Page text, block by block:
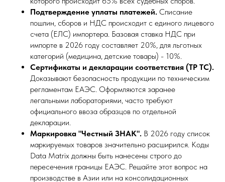
Подтверждение уплаты платежей. Списание
пошлин, сборов и НДС происходит с единого лицевого
счета (ЕЛС) импортера. Базовая ставка НДС при
импорте в 2026 году составляет 20%, для льготных
категорий (медицина, детские товары) - 10%.
Сертификаты и декларации соответствия (ТР ТС).
Доказывают безопасность продукции по техническим
регламентам ЕАЭС. Оформляются заранее
легальными лабораториями, часто требуют
официального ввоза образцов по отдельной
декларации.
Маркировка "Честный ЗНАК". В 2026 году список
маркируемых товаров значительно расширился. Коды
Data Matrix должны быть нанесены строго до
пересечения границы ЕАЭС. Решайте этот вопрос на
производстве в Азии или на консолидационных